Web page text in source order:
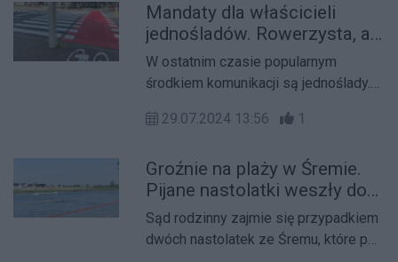
Mandaty dla właścicieli
jednośladów. Rowerzysta, a
przejście dla pieszych
W ostatnim czasie popularnym
środkiem komunikacji są jednoślady.
obowiązują przepisy ruchu
29.07.2024 13:56 1
Groźnie na plaży w Śremie.
Pijane nastolatki weszły do
wody jeziora
Sąd rodzinny zajmie się przypadkiem
dwóch nastolatek ze Śremu, które po